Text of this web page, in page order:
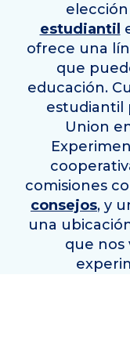
estudiantil
ofrece una
que
educación.
estudiantil
Union
comisiones
consejos, y
una
que nos